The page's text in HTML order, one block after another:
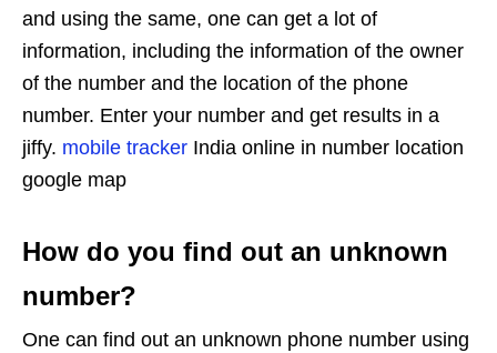
and using the same, one can get a lot of
information, including the information of the owner
of the number and the location of the phone
number. Enter your number and get results in a
jiffy. mobile tracker India online in number location
google map
How do you find out an unknown
number?
One can find out an unknown phone number using